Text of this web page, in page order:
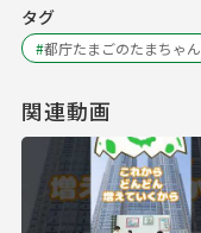
タグ
#都庁たまごのたまちゃん
関連動画